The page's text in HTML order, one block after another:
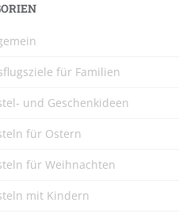
für Familien
und Geschenkideen
für Ostern
für Weihnachten
mit Kindern